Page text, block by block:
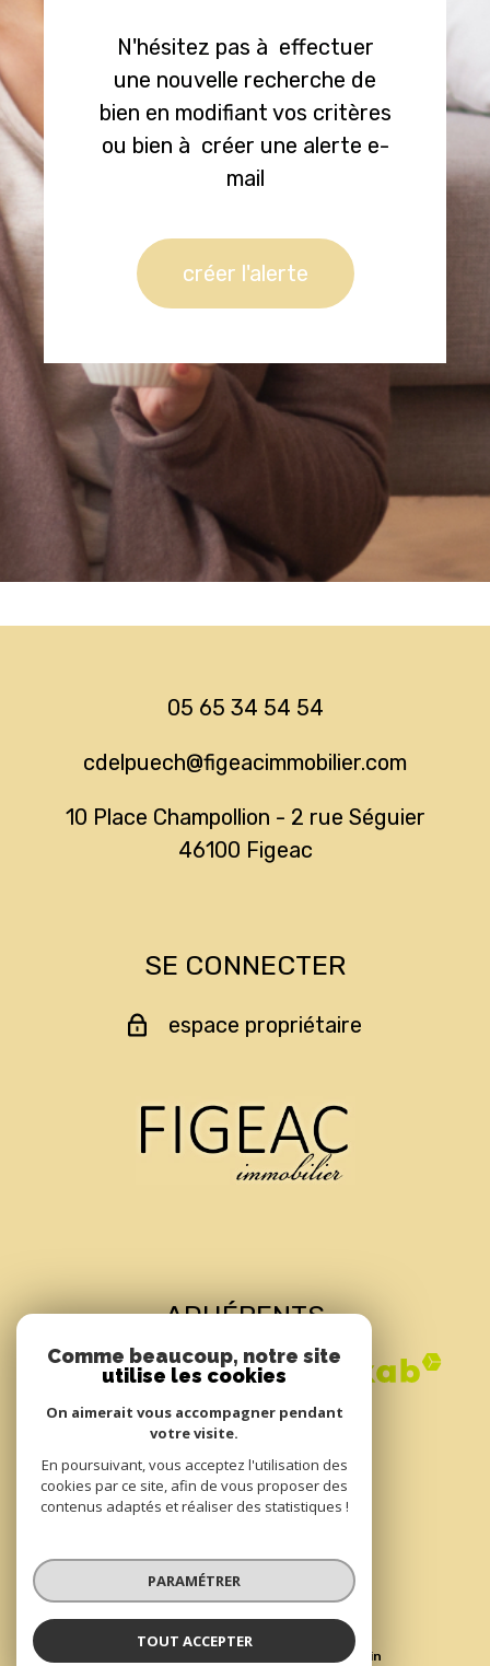
N'hésitez pas à effectuer
une nouvelle recherche de
bien en modifiant vos critères
ou bien à créer une alerte e-
mail
créer l'alerte
05 65 34 54 54
cdelpuech@figeacimmobilier.com
10 Place Champollion - 2 rue Séguier
46100
figeac
SE CONNECTER
espace propriétaire
ADHÉRENTS
© 2022 Tous droits réservés
Traduction powered by Google
Nos honoraires Plan du site
Admin
Comme beaucoup, notre site
utilise les cookies
On aimerait vous accompagner pendant
votre visite.
En poursuivant, vous acceptez l'utilisation des
cookies par ce site, afin de vous proposer des
contenus adaptés et réaliser des statistiques !
PARAMÉTRER
TOUT ACCEPTER